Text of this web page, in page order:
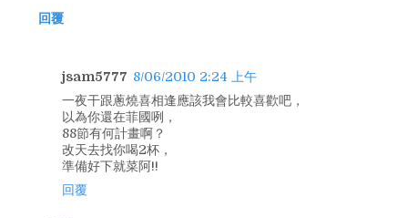
回覆
jsam5777 8/06/2010 2:24 上午
一夜干跟蔥燒喜相逢應該我會比較喜歡吧，
以為你還在菲國咧，
88節有何計畫啊？
改天去找你喝2杯，
準備好下就菜阿!!
回覆